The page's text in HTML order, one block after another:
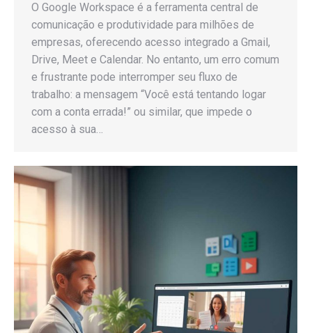
O Google Workspace é a ferramenta central de
comunicação e produtividade para milhões de
empresas, oferecendo acesso integrado a Gmail,
Drive, Meet e Calendar. No entanto, um erro comum
e frustrante pode interromper seu fluxo de
trabalho: a mensagem “Você está tentando logar
com a conta errada!” ou similar, que impede o
acesso à sua…